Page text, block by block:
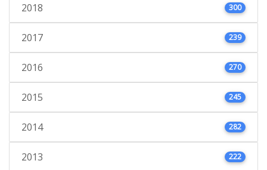
2018 300
2017 239
2016 270
2015 245
2014 282
2013 222